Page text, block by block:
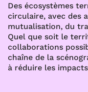
Des écosystèmes
circulaire, avec des
mutualisation, du
Quel que soit le
collaborations
chaîne de la
à réduire les